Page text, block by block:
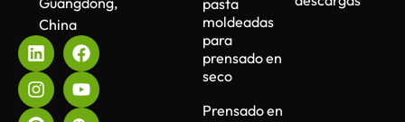
China
moldeadas
para
prensado en
seco
Prensado en